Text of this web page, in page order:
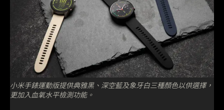
小米手錶運動版提供典雅黑、深空藍及象牙白三種顏色以供選擇，
更加入血氧水平檢測功能。